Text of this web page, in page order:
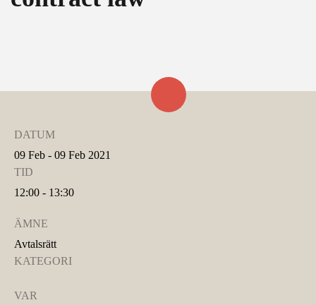
DATUM
09 Feb - 09 Feb 2021
TID
12:00 - 13:30
ÄMNE
Avtalsrätt
KATEGORI
VAR